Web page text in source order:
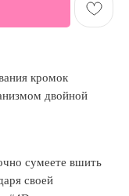
кромок
двойной
сумеете вшить
своей